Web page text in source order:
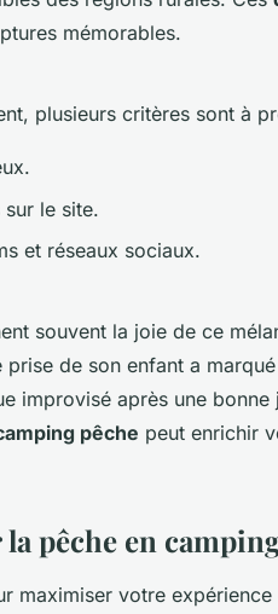
mémorables.
plusieurs critères sont à
le site.
et réseaux sociaux.
souvent la joie de ce
de son enfant a
improvisé après une
pêche peut enrichir
pêche en
maximiser votre expérience